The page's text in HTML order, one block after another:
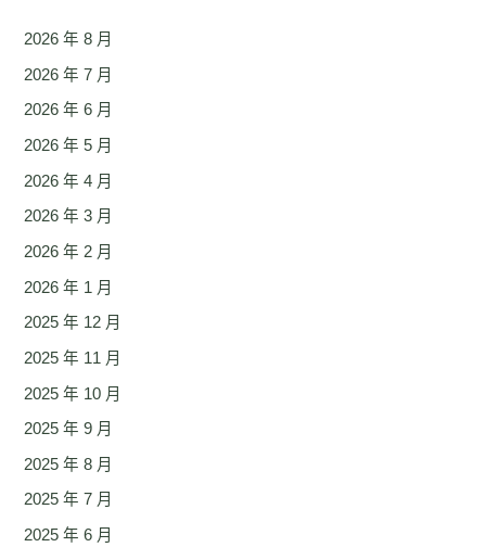
2026 年 8 月
2026 年 7 月
2026 年 6 月
2026 年 5 月
2026 年 4 月
2026 年 3 月
2026 年 2 月
2026 年 1 月
2025 年 12 月
2025 年 11 月
2025 年 10 月
2025 年 9 月
2025 年 8 月
2025 年 7 月
2025 年 6 月